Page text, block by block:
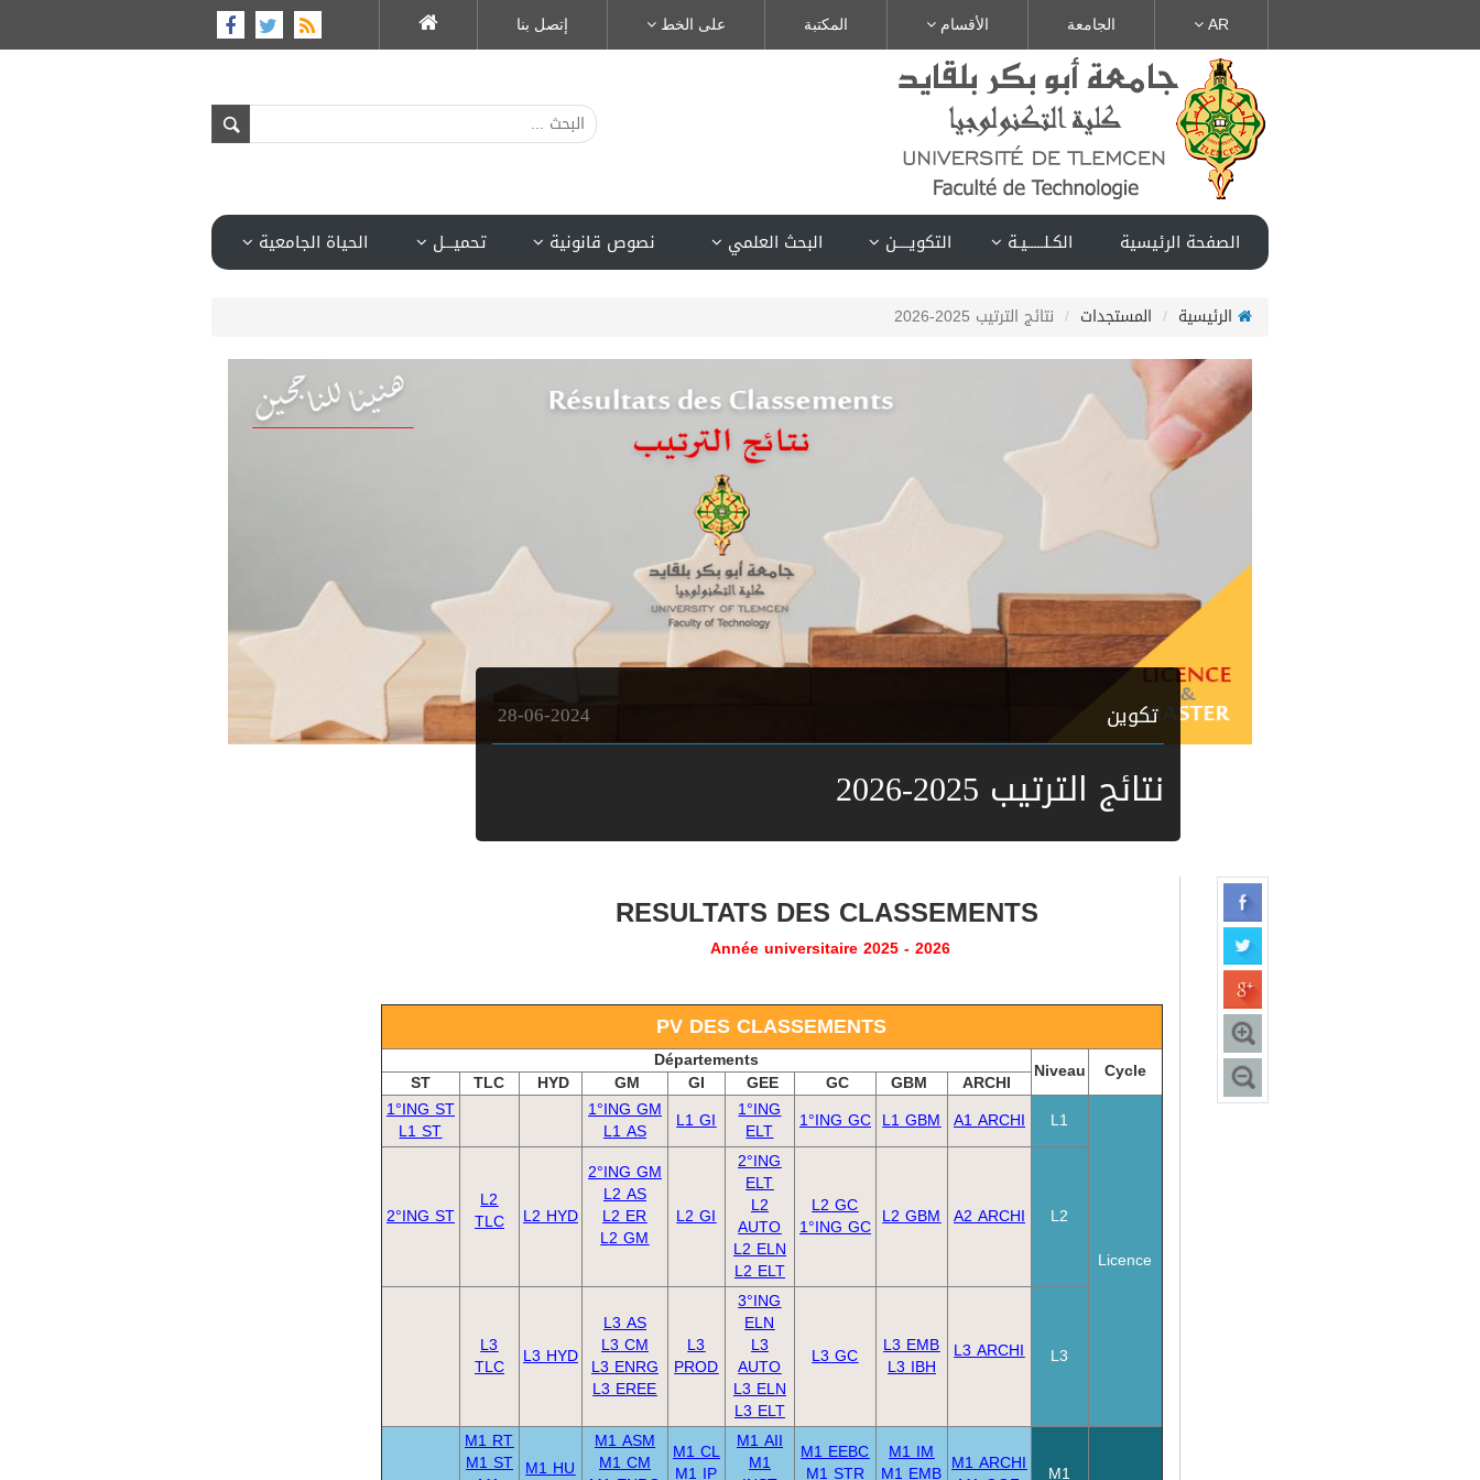
AR الجامعة الأقسام المكتبة على الخط إتصل بنا
الصفحة الرئيسية الكـلـــــيـة التكويــــن البحث العلمي نصوص قانونية تحميـــل الحياة الجامعية
الرئيسية المستجدات نتائج الترتيب 2025-2026
تكوين 28-06-2024
نتائج الترتيب 2025-2026
RESULTATS DES CLASSEMENTS
Année universitaire 2025 - 2026
PV DES CLASSEMENTS
Cycle
Niveau
Départements
ARCHI
GBM
GC
GEE
GI
GM
HYD
TLC
ST
Licence
L1
A1 ARCHI
L1 GBM
1°ING GC
1°ING
ELT
L1 GI
1°ING GM
L1 AS
1°ING ST
L1 ST
L2
A2 ARCHI
L2 GBM
L2 GC
1°ING GC
2°ING
ELT
L2
AUTO
L2 ELN
L2 ELT
L2 GI
2°ING GM
L2 AS
L2 ER
L2 GM
L2 HYD
L2
TLC
2°ING ST
L3
L3 ARCHI
L3 EMB
L3 IBH
L3 GC
3°ING
ELN
L3
AUTO
L3 ELN
L3 ELT
L3
PROD
L3 AS
L3 CM
L3 ENRG
L3 EREE
L3 HYD
L3
TLC
M1
M1 ARCHI
M1 IM
M1 EMB
M1 EEBC
M1 STR
M1 AII
M1
M1 CL
M1 IP
M1 ASM
M1 CM
M1 HU
M1 RT
M1 ST